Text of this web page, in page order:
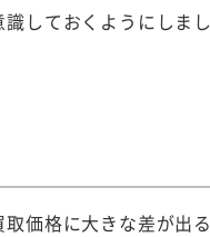
しておくようにしまし
価格に大きな差が出